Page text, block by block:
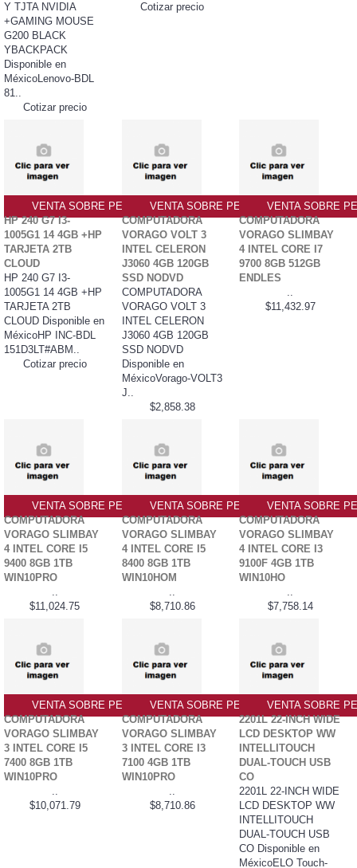
Y TJTA NVIDIA
+GAMING MOUSE
G200 BLACK
YBACKPACK
Disponible en
MéxicoLenovo-BDL
81..
Cotizar precio
Cotizar precio
VENTA SOBRE PEDIDO PO
HP 240 G7 I3-
1005G1 14 4GB +HP
TARJETA 2TB
CLOUD
HP 240 G7 I3-
1005G1 14 4GB +HP
TARJETA 2TB
CLOUD Disponible en
MéxicoHP INC-BDL
151D3LT#ABM..
Cotizar precio
VENTA SOBRE PEDIDO PO
COMPUTADORA
VORAGO VOLT 3
INTEL CELERON
J3060 4GB 120GB
SSD NODVD
COMPUTADORA
VORAGO VOLT 3
INTEL CELERON
J3060 4GB 120GB
SSD NODVD
Disponible en
MéxicoVorago-VOLT3
J..
$2,858.38
VENTA SOBRE
COMPUTADORA
VORAGO SLIMBAY
4 INTEL CORE I7
9700 8GB 512GB
ENDLES
..
$11,432.97
VENTA SOBRE PEDIDO PO
COMPUTADORA
VORAGO SLIMBAY
4 INTEL CORE I5
9400 8GB 1TB
WIN10PRO
..
$11,024.75
VENTA SOBRE PEDIDO PO
COMPUTADORA
VORAGO SLIMBAY
4 INTEL CORE I5
8400 8GB 1TB
WIN10HOM
..
$8,710.86
VENTA SOBRE
COMPUTADORA
VORAGO SLIMBAY
4 INTEL CORE I3
9100F 4GB 1TB
WIN10HO
..
$7,758.14
VENTA SOBRE PEDIDO PO
COMPUTADORA
VORAGO SLIMBAY
3 INTEL CORE I5
7400 8GB 1TB
WIN10PRO
..
$10,071.79
VENTA SOBRE PEDIDO PO
COMPUTADORA
VORAGO SLIMBAY
3 INTEL CORE I3
7100 4GB 1TB
WIN10PRO
..
$8,710.86
VENTA SOBRE
2201L 22-INCH WIDE
LCD DESKTOP WW
INTELLITOUCH
DUAL-TOUCH USB
CO
2201L 22-INCH WIDE
LCD DESKTOP WW
INTELLITOUCH
DUAL-TOUCH USB
CO Disponible en
MéxicoELO Touch-